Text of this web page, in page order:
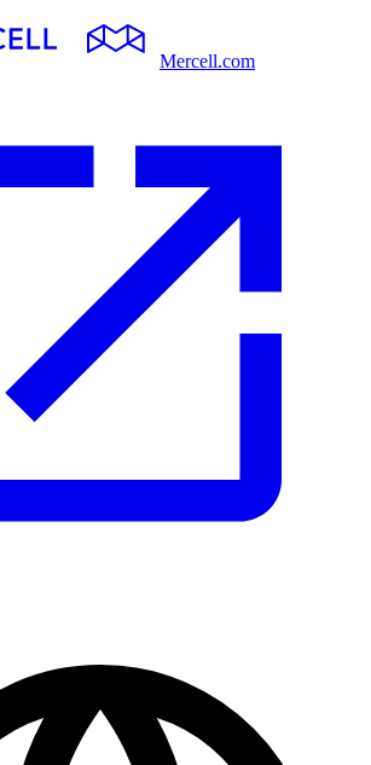
Mercell.com